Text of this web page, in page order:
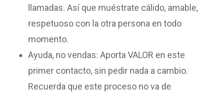
llamadas. Así que muéstrate cálido, amable,
respetuoso con la otra persona en todo
momento.
Ayuda, no vendas: Aporta VALOR en este
primer contacto, sin pedir nada a cambio.
Recuerda que este proceso no va de